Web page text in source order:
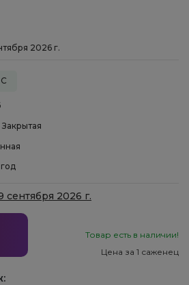
2026 г.
Закрытая
год
сентября 2026 г.
Товар есть в наличии!
Цена за 1 саженец